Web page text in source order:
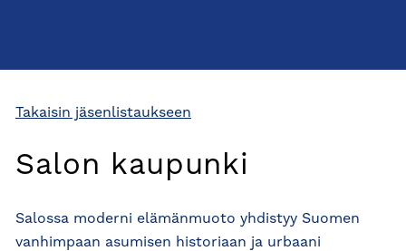
Takaisin jäsenlistaukseen
Salon kaupunki
Salossa moderni elämänmuoto yhdistyy Suomen
vanhimpaan asumisen historiaan ja urbaani